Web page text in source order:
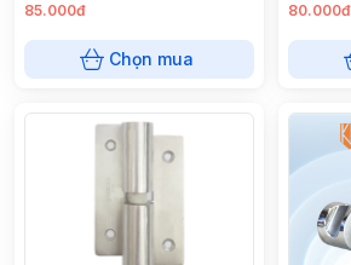
85.000đ
Chọn mua
80.000đ